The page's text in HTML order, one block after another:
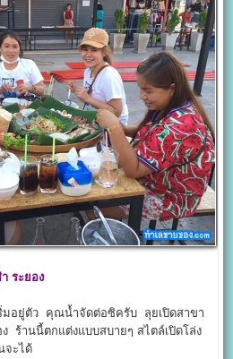
ระยอง
มอยู่ตัว คุณน้ำจัดต่อซิครับ ลุยเปิดสาขา
ร้านนี้ตกแต่งแบบสบายๆ สไตล์เปิดโล่ง
จะได้